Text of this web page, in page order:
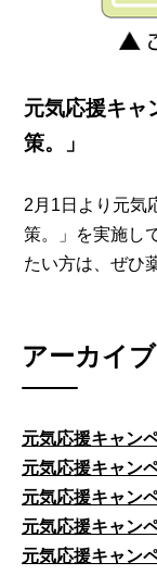
元気応援キャ
策。」
2月1日より元気
策。」を実施し
たい方は、ぜひ
アーカイブ
元気応援キャン
元気応援キャン
元気応援キャン
元気応援キャン
元気応援キャン